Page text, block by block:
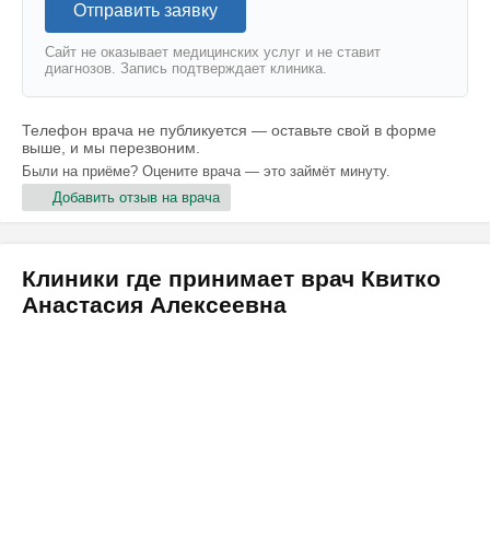
Отправить заявку
Сайт не оказывает медицинских услуг и не ставит
диагнозов. Запись подтверждает клиника.
Телефон врача не публикуется — оставьте свой в форме
выше, и мы перезвоним.
Были на приёме? Оцените врача — это займёт минуту.
Добавить отзыв на врача
Клиники где принимает врач Квитко
Анастасия Алексеевна